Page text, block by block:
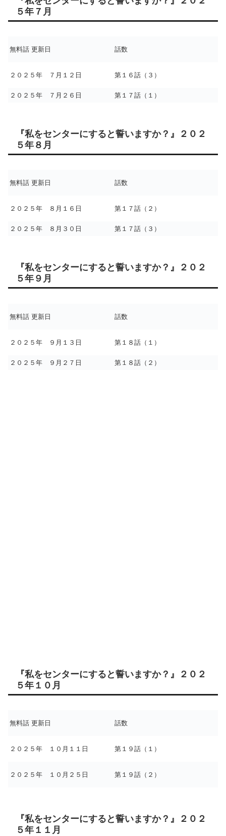
５年７月
無料話 更新日 話数
２０２５年 ７月１２日 第１６話（３）
２０２５年 ７月２６日 第１７話（１）
『私をセンターにすると誓いますか？』２０２
５年８月
無料話 更新日 話数
２０２５年 ８月１６日 第１７話（２）
２０２５年 ８月３０日 第１７話（３）
『私をセンターにすると誓いますか？』２０２
５年９月
無料話 更新日 話数
２０２５年 ９月１３日 第１８話（１）
２０２５年 ９月２７日 第１８話（２）
『私をセンターにすると誓いますか？』２０２
５年１０月
無料話 更新日 話数
２０２５年 １０月１１日 第１９話（１）
２０２５年 １０月２５日 第１９話（２）
『私をセンターにすると誓いますか？』２０２
５年１１月